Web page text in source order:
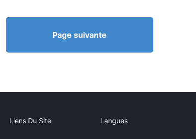
Page suivante
Liens Du Site Langues